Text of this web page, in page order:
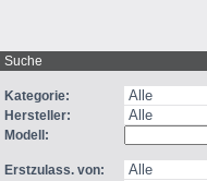
Suche
Kategorie:
Hersteller:
Modell:
Erstzulass. von: